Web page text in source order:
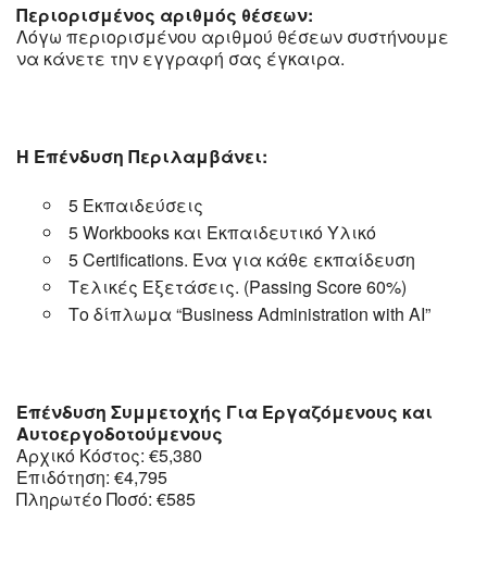
Περιορισμένος αριθμός θέσεων:
Λόγω περιορισμένου αριθμού θέσεων συστήνουμε
να κάνετε την εγγραφή σας έγκαιρα.
Η Επένδυση Περιλαμβάνει:
5 Εκπαιδεύσεις
5 Workbooks και Εκπαιδευτικό Υλικό
5 Certifications. Ένα για κάθε εκπαίδευση
Τελικές Εξετάσεις. (Passing Score 60%)
Το δίπλωμα “Business Administration with AI”
Επένδυση Συμμετοχής Για Εργαζόμενους και
Αυτοεργοδοτούμενους
Αρχικό Κόστος: €5,380
Επιδότηση: €4,795
Πληρωτέο Ποσό: €585